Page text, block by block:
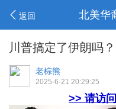
返回 北美华
川普搞定了伊朗吗？
老棕熊
2025-6-21 20:29:25
>> 请访